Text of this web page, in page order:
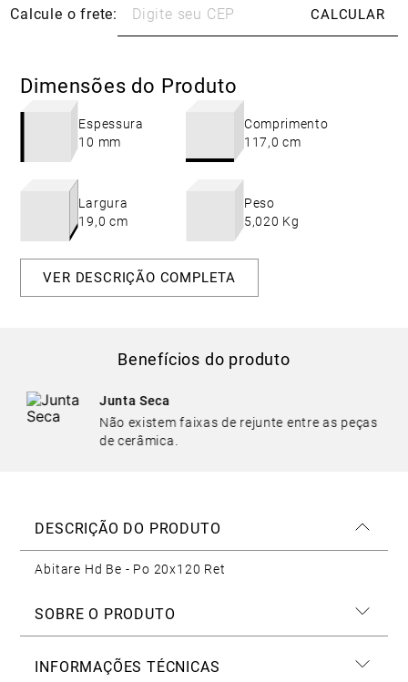
Dimensões do Produto
Espessura
10 mm
Comprimento
117,0 cm
Largura
19,0 cm
Peso
5,020 Kg
VER DESCRIÇÃO COMPLETA
Benefícios do produto
Junta Seca
Não existem faixas de rejunte entre as peças
de cerâmica.
DESCRIÇÃO DO PRODUTO
Abitare Hd Be - Po 20x120 Ret
SOBRE O PRODUTO
INFORMAÇÕES TÉCNICAS